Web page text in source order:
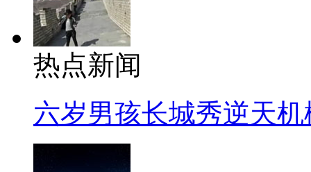
热点新闻
六岁男孩长城秀逆天机